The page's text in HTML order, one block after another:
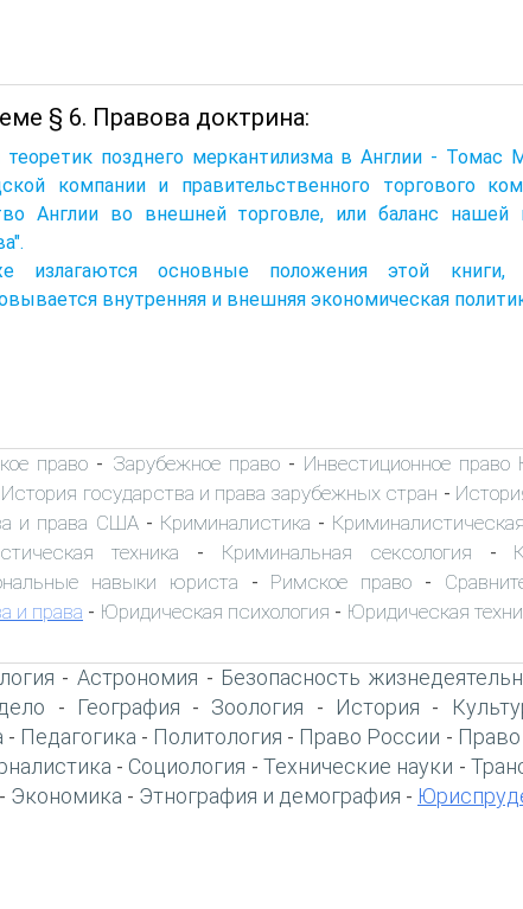
§ 6. Правова доктрина:
теоретик позднего меркантилизма в Англии - Томас
компании и правительственного торгового
Англии во внешней торговле, или баланс нашей
излагаются основные положения этой
внутренняя и внешняя экономическая
право - Зарубежное право- Инвестиционное право
История государства и права зарубежных стран -
и права США- Криминалистика -
техника - Криминальная сексология -
навыки юриста - Римское право -
и права - Юридическая психология - Юридическая
-Астрономия - Безопасность
- География - Зоология - История -
- Педагогика - Политология - Право России - Право
- Социология - Технические науки -
- Экономика - Этнография и демография -